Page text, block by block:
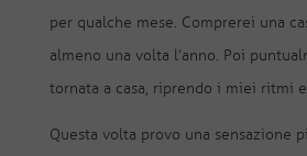
per qualche mese. Comprerei una
almeno una volta l’anno. Poi
tornata a casa, riprendo i miei ritmi
Questa volta provo una sensazione